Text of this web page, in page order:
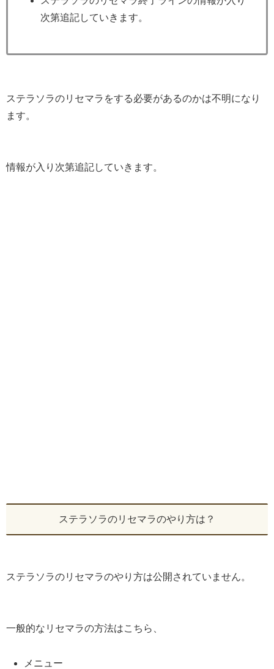
次第追記していきます。
ステラソラのリセマラをする必要があるのかは不明になり
ます。
情報が入り次第追記していきます。
ステラソラのリセマラのやり方は？
ステラソラのリセマラのやり方は公開されていません。
一般的なリセマラの方法はこちら、
メニュー